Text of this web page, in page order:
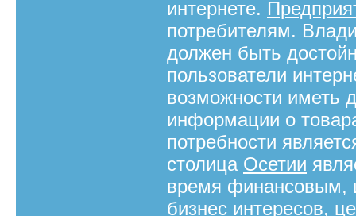
интернете.
потребителям.
должен быть
пользователи
возможности иметь
информации о
потребности
столица Осетии
время финансовым,
бизнес интересов,